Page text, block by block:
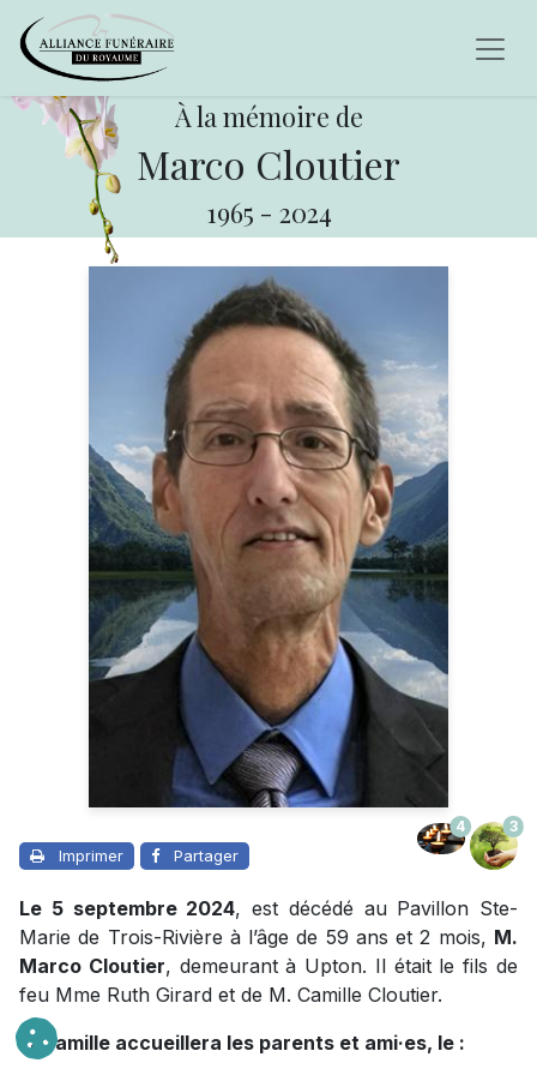
À la mémoire de
Marco Cloutier
1965 - 2024
Imprimer Partager
4 3
Le 5 septembre 2024, est décédé au Pavillon Ste-
Marie de Trois-Rivière à l’âge de 59 ans et 2 mois, M.
Marco Cloutier, demeurant à Upton. Il était le fils de
feu Mme Ruth Girard et de M. Camille Cloutier.
La famille accueillera les parents et ami·es, le :